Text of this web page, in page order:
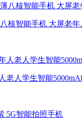
核智能手机 大屏老
老人学生智能